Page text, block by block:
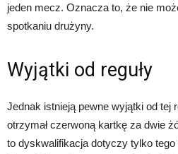
jeden mecz. Oznacza to, że nie
spotkaniu drużyny.
Wyjątki od reguły
Jednak istnieją pewne wyjątki od tej
otrzymał czerwoną kartkę za dwie
to dyskwalifikacja dotyczy tylko